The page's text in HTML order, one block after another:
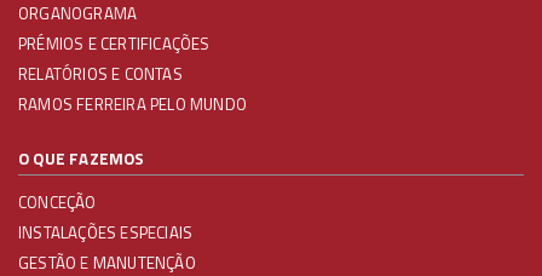
ORGANOGRAMA
PRÉMIOS E CERTIFICAÇÕES
RELATÓRIOS E CONTAS
RAMOS FERREIRA PELO MUNDO
O QUE FAZEMOS
CONCEÇÃO
INSTALAÇÕES ESPECIAIS
GESTÃO E MANUTENÇÃO